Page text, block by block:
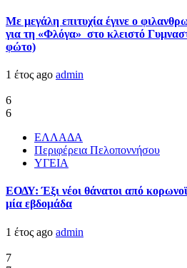
Με μεγάλη επιτυχία έγινε ο
για τη «Φλόγα» στο κλειστό
φώτο)
1 έτος ago admin
6
6
ΕΛΛΑΔΑ
Περιφέρεια Πελοποννήσου
ΥΓΕΙΑ
ΕΟΔΥ: Έξι νέοι θάνατοι από
μία εβδομάδα
1 έτος ago admin
7